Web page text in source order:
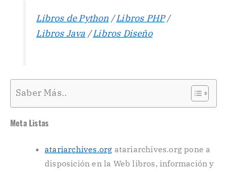
Libros de Python /Libros PHP/
Libros Java /Libros Diseño
Saber Más..
Meta Listas
atariarchives.org atariarchives.org pone a
disposición en la Web libros, información y